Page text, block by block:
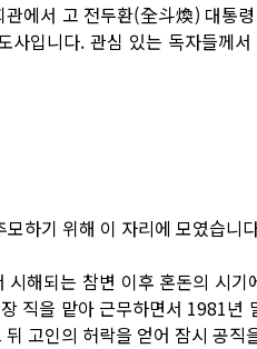
에서 고 전두환(全斗煥) 대통
입니다. 관심 있는 독자들께
하기 위해 이 자리에 모였습니
해되는 참변 이후 혼돈의 시기
직을 맡아 근무하면서 1981년
고인의 허락을 얻어 잠시 공직